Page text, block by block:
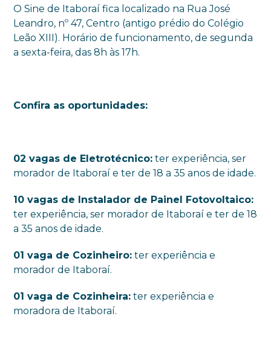
O Sine de Itaboraí fica localizado na Rua José
Leandro, nº 47, Centro (antigo prédio do Colégio
Leão XIII). Horário de funcionamento, de segunda
a sexta-feira, das 8h às 17h.
Confira as oportunidades:
02 vagas de Eletrotécnico: ter experiência, ser
morador de Itaboraí e ter de 18 a 35 anos de idade.
10 vagas de Instalador de Painel Fotovoltaico:
ter experiência, ser morador de Itaboraí e ter de 18
a 35 anos de idade.
01 vaga de Cozinheiro: ter experiência e
morador de Itaboraí.
01 vaga de Cozinheira: ter experiência e
moradora de Itaboraí.